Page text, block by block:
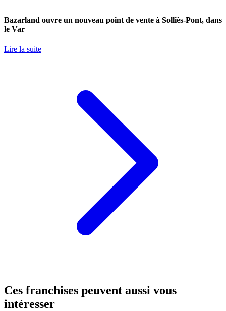
Bazarland ouvre un nouveau point de vente à Solliès-Pont, dans
le Var
Lire la suite
Ces franchises peuvent aussi vous
intéresser